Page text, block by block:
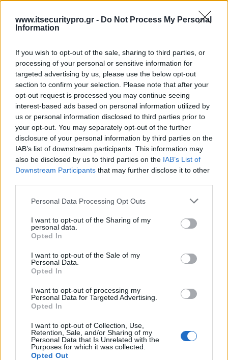
www.itsecuritypro.gr - Do Not Process My Personal
Information
If you wish to opt-out of the sale, sharing to third parties, or
processing of your personal or sensitive information for
targeted advertising by us, please use the below opt-out
section to confirm your selection. Please note that after your
opt-out request is processed you may continue seeing
interest-based ads based on personal information utilized by
us or personal information disclosed to third parties prior to
your opt-out. You may separately opt-out of the further
disclosure of your personal information by third parties on the
IAB’s list of downstream participants. This information may
also be disclosed by us to third parties on the IAB’s List of
Downstream Participants that may further disclose it to other
Personal Data Processing Opt Outs
I want to opt-out of the Sharing of my
personal data.
Opted In
I want to opt-out of the Sale of my
Personal Data.
Opted In
I want to opt-out of processing my
Personal Data for Targeted Advertising.
Opted In
I want to opt-out of Collection, Use,
Retention, Sale, and/or Sharing of my
Personal Data that Is Unrelated with the
Purposes for which it was collected.
Opted Out